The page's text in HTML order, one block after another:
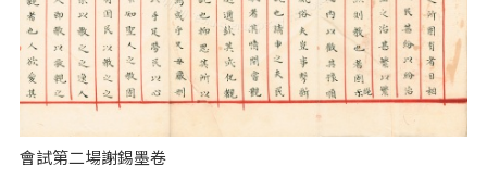
會試第二場謝錫墨卷